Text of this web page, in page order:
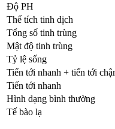
Độ PH
Thể tích tinh dịch
Tổng số tinh trùng
Mật độ tinh trùng
Tỷ lệ sống
Tiến tới nhanh + tiến tới
Tiến tới nhanh
Hình dạng bình thường
Tế bào lạ